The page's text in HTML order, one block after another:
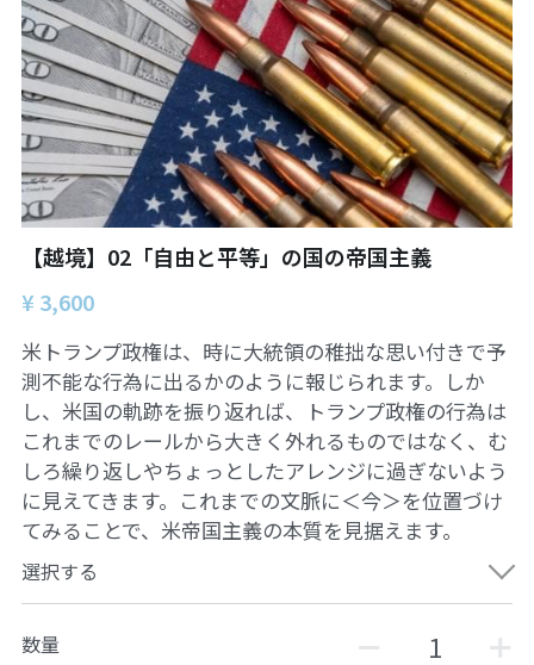
【越境】02「自由と平等」の国の帝国主義
¥ 3,600
米トランプ政権は、時に大統領の稚拙な思い付きで予
測不能な行為に出るかのように報じられます。しか
し、米国の軌跡を振り返れば、トランプ政権の行為は
これまでのレールから大きく外れるものではなく、む
しろ繰り返しやちょっとしたアレンジに過ぎないよう
に見えてきます。これまでの文脈に＜今＞を位置づけ
てみることで、米帝国主義の本質を見据えます。
選択する
数量
【越境】01テック・ジャスティス―AI時代の差
別・人権・民主主義
【越境】02「自由と平等」の国の帝国主義
【越境】03人権を保障するのは誰か？――国
家・国際社会の枠組みの限界と希望
【越境】05「共に生きる」ための社会調査――
【越境】06農と食の民主主義を実現する
【越境】07アイヌ語を学びつつ、日本語の問題
としてとらえかえす
【越境】08ラテンアメリカ先住民の言語と文化
を学ぶ――メキシコ最大の先住民言語ナワトル
語を知る
【越境】11鎌田慧 時代を描く・ルポルタージュ
の現場から